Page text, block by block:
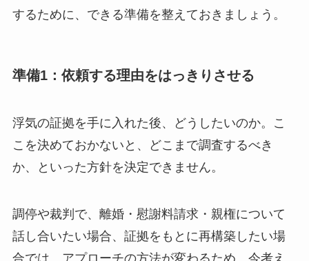
するために、できる準備を整えておきましょう。
準備1：依頼する理由をはっきりさせる
浮気の証拠を手に入れた後、どうしたいのか。こ
こを決めておかないと、どこまで調査するべき
か、といった方針を決定できません。
調停や裁判で、離婚・慰謝料請求・親権について
話し合いたい場合、証拠をもとに再構築したい場